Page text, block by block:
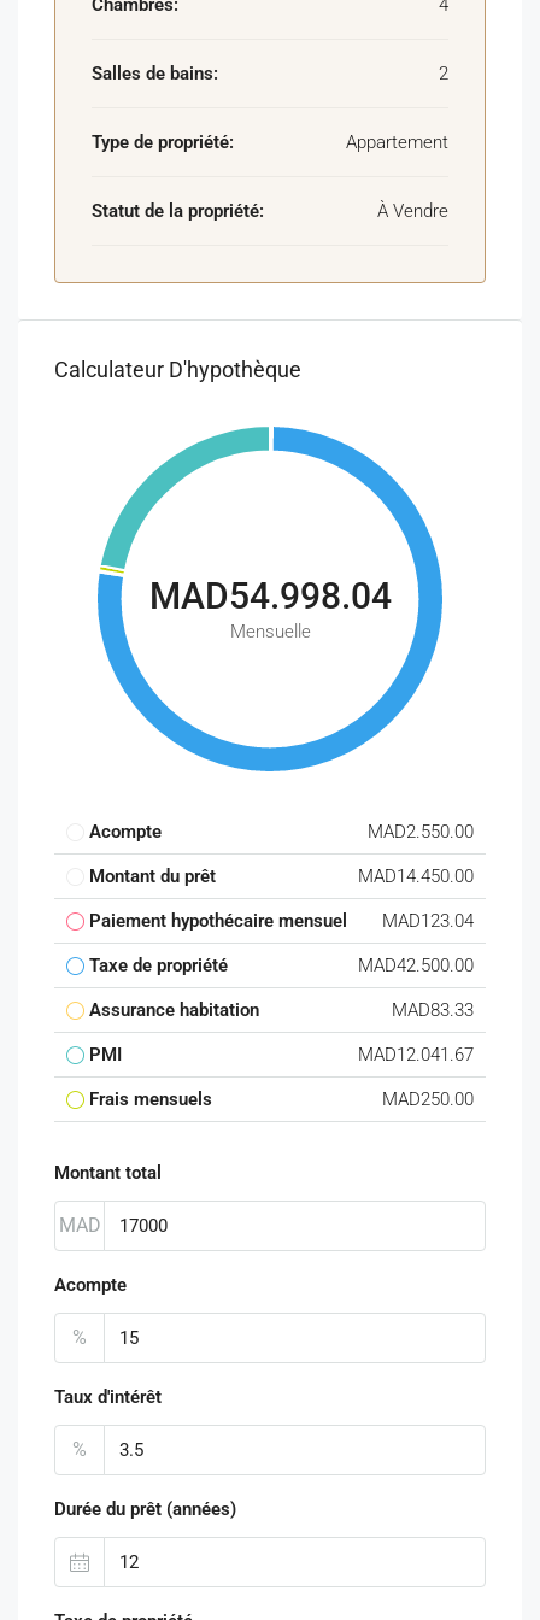
Chambres: 4
Salles de bains: 2
Type de propriété: Appartement
Statut de la propriété: À Vendre
Calculateur D'hypothèque
MAD54.998.04
Mensuelle
Acompte MAD2.550.00
Montant du prêt MAD14.450.00
Paiement hypothécaire mensuel MAD123.04
Taxe de propriété MAD42.500.00
Assurance habitation MAD83.33
PMI MAD12.041.67
Frais mensuels MAD250.00
Montant total
MAD
Acompte
%
Taux d'intérêt
%
Durée du prêt (années)